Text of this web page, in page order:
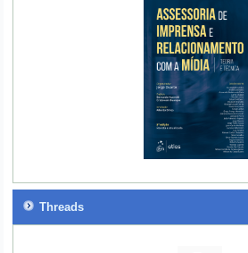
Threads